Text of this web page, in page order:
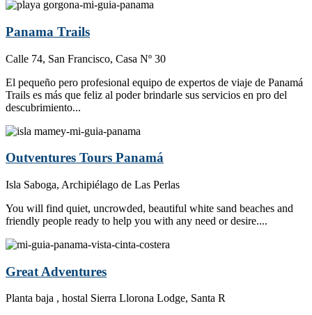
Panama Trails
Calle 74, San Francisco, Casa Nº 30
El pequeño pero profesional equipo de expertos de viaje de Panamá
Trails es más que feliz al poder brindarle sus servicios en pro del
descubrimiento...
Outventures Tours Panamá
Isla Saboga, Archipiélago de Las Perlas
You will find quiet, uncrowded, beautiful white sand beaches and
friendly people ready to help you with any need or desire....
Great Adventures
Planta baja , hostal Sierra Llorona Lodge, Santa R